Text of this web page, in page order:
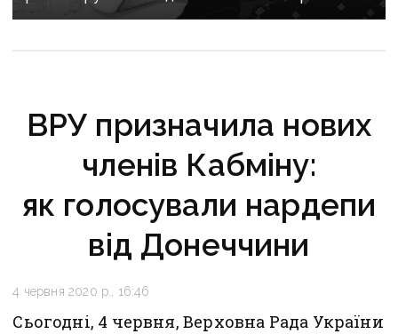
за майже 2 мільйони
ВРУ призначила нових
членів Кабміну:
як голосували нардепи
від Донеччини
4 червня 2020 р., 16:46
Сьогодні, 4 червня, Верховна Рада України